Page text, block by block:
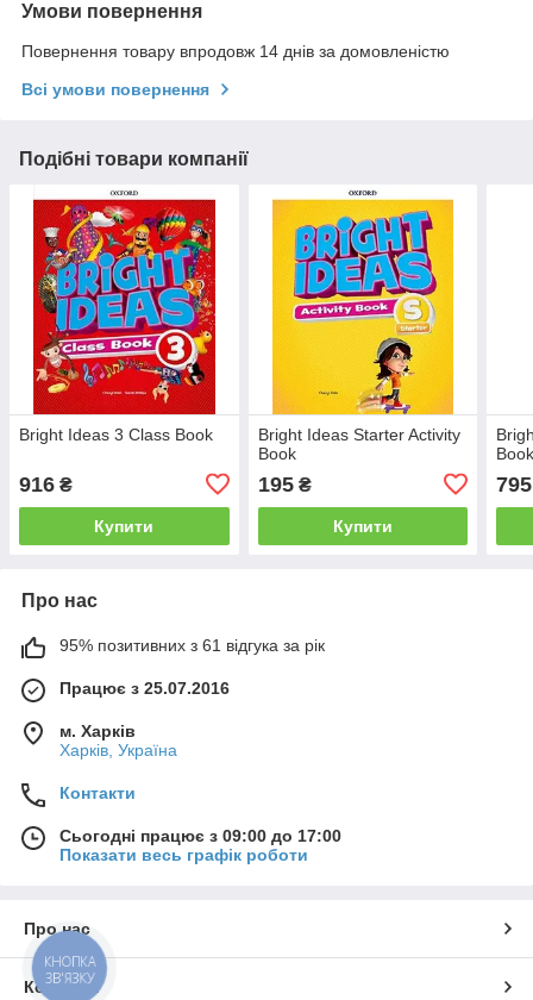
Умови повернення
Повернення товару впродовж 14 днів за домовленістю
Всі умови повернення
Подібні товари компанії
Bright Ideas 3 Class Book
916 ₴
Купити
Bright Ideas Starter Activity
Book
195₴
Купити
795
Про нас
95% позитивних з 61 відгука за рік
Працює з 25.07.2016
м. Харків
Харків, Україна
Контакти
Сьогодні працює з 09:00 до 17:00
Показати весь графік роботи
Про нас
Контакти
КНОПКА
ЗВ'ЯЗКУ